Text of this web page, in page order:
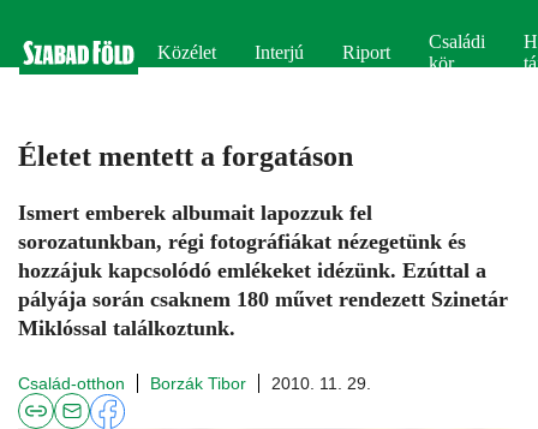
Közélet Interjú Riport
Családi
kör
Életet mentett a forgatáson
Ismert emberek albumait lapozzuk fel
sorozatunkban, régi fotográfiákat nézegetünk és
hozzájuk kapcsolódó emlékeket idézünk. Ezúttal a
pályája során csaknem 180 művet rendezett Szinetár
Miklóssal találkoztunk.
Család-otthon Borzák Tibor 2010. 11. 29.